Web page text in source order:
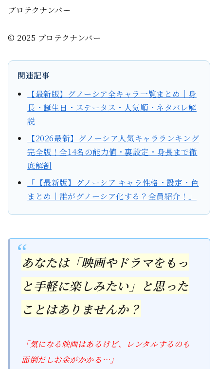
プロテクナンバー
© 2025 プロテクナンバー
関連記事
【最新版】グノーシア全キャラ一覧まとめ｜身
長・誕生日・ステータス・人気順・ネタバレ解
説
【2026最新】グノーシア人気キャラランキング
完全版！全14名の能力値・裏設定・身長まで徹
底解剖
「【最新版】グノーシア キャラ性格・設定・色
まとめ｜誰がグノーシア化する？全員紹介！」
あなたは「映画やドラマをもっ
と手軽に楽しみたい」と思った
ことはありませんか？
「気になる映画はあるけど、レンタルするのも
面倒だしお金がかかる…」